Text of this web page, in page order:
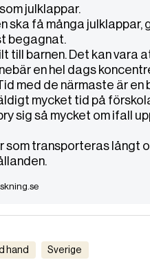
julklappar.
ska få många julklappar,
begagnat.
till barnen. Det kan vara
en hel dags
med de närmaste är en
mycket tid på
sig så mycket om ifall
som transporteras långt
hand Sverige